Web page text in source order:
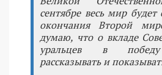
сентябре весь мир будет
окончания Второй
думаю, что о вкладе
уральцев в
рассказывать и